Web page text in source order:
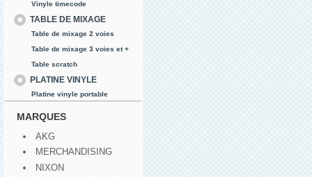
Vinyle timecode
TABLE DE MIXAGE
Table de mixage 2 voies
Table de mixage 3 voies et +
Table scratch
PLATINE VINYLE
Platine vinyle portable
MARQUES
AKG
MERCHANDISING
NIXON